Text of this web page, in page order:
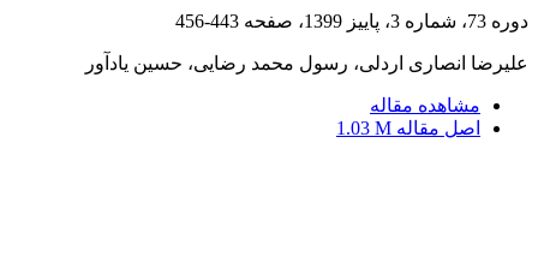
دوره 73، شماره 3، پاییز 1399، صفحه 443-456
علیرضا انصاری اردلی، رسول محمد رضایی، حسین یادآور
مشاهده مقاله
اصل مقاله 1.03 M